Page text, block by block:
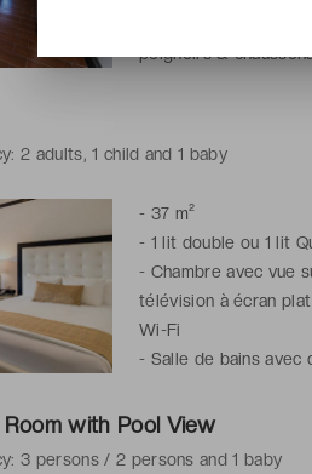
peignoirs &
2 adults, 1 child and 1 baby
- 37 m²
- 1 lit double ou 1 lit
- Chambre avec vue
télévision à écran
Wi-Fi
- Salle de bains avec
with Pool View
3 persons / 2 persons and 1 baby